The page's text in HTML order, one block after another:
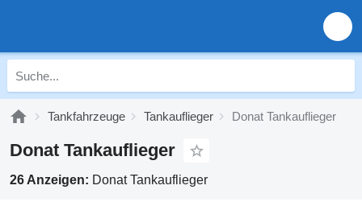
Tankfahrzeuge Tankauflieger Donat Tankauflieger
Donat Tankauflieger
26 Anzeigen: Donat Tankauflieger